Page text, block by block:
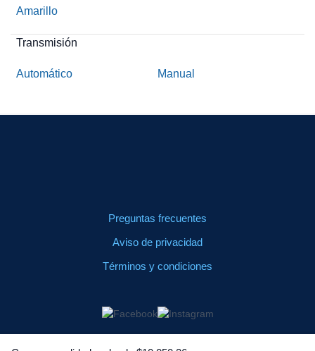
Amarillo
Transmisión
Automático Manual
Preguntas frecuentes
Aviso de privacidad
Términos y condiciones